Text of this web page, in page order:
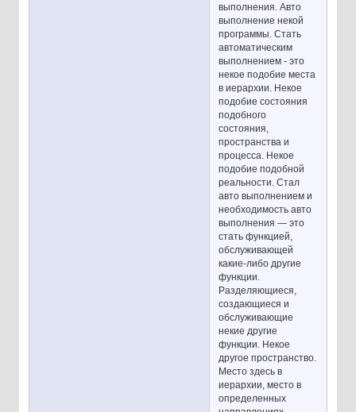
выполнения. Авто
выполнение некой
программы. Стать
автоматическим
выполнением - это
некое подобие места
в иерархии. Некое
подобие состояния
подобного
состояния,
пространства и
процесса. Некое
подобие подобной
реальности. Стал
авто выполнением и
необходимость авто
выполнения — это
стать функцией,
обслуживающей
какие-либо другие
функции.
Разделяющиеся,
создающиеся и
обслуживающие
некие другие
функции. Некое
другое пространство.
Место здесь в
иерархии, место в
определенных